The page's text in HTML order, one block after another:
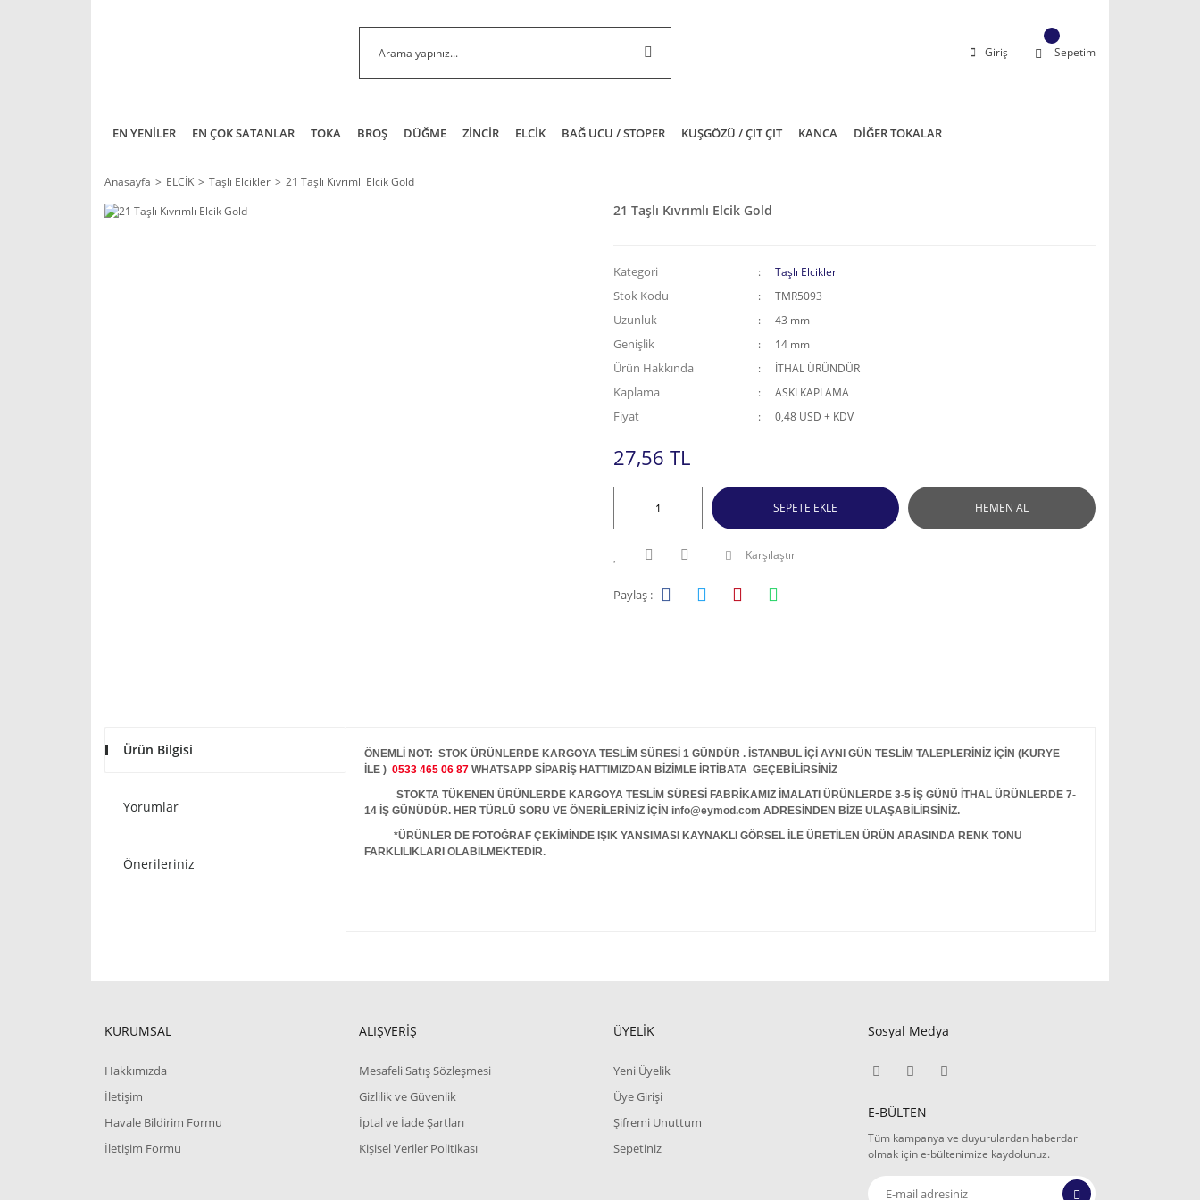
Giriş Sepetim
EN YENİLER EN ÇOK SATANLAR TOKA BROŞ DÜĞME ZİNCİR ELCİK BAĞ UCU / STOPER KUŞGÖZÜ / ÇIT ÇIT KANCA DİĞER TOKALAR
Anasayfa ELCİK Taşlı Elcikler 21 Taşlı Kıvrımlı Elcik Gold
21 Taşlı Kıvrımlı Elcik Gold
Kategori Taşlı Elcikler
Stok Kodu TMR5093
Uzunluk 43 mm
Genişlik 14 mm
Ürün Hakkında İTHAL ÜRÜNDÜR
Kaplama ASKI KAPLAMA
Fiyat 0,48 USD + KDV
27,56 TL
SEPETE EKLE HEMEN AL
Karşılaştır
Paylaş :
Ürün Bilgisi
Yorumlar
Önerileriniz
ÖNEMLİ NOT: STOK ÜRÜNLERDE KARGOYA TESLİM SÜRESİ 1 GÜNDÜR . İSTANBUL İÇİ AYNI GÜN TESLİM TALEPLERİNİZ İÇİN (KURYE
İLE ) 0533 465 06 87 WHATSAPP SİPARİŞ HATTIMIZDAN BİZİMLE İRTİBATA GEÇEBİLİRSİNİZ
STOKTA TÜKENEN ÜRÜNLERDE KARGOYA TESLİM SÜRESİ FABRİKAMIZ İMALATI ÜRÜNLERDE 3-5 İŞ GÜNÜ İTHAL ÜRÜNLERDE 7-
14 İŞ GÜNÜDÜR. HER TÜRLÜ SORU VE ÖNERİLERİNİZ İÇİN info@eymod.com ADRESİNDEN BİZE ULAŞABİLİRSİNİZ.
*ÜRÜNLER DE FOTOĞRAF ÇEKİMİNDE IŞIK YANSIMASI KAYNAKLI GÖRSEL İLE ÜRETİLEN ÜRÜN ARASINDA RENK TONU
FARKLILIKLARI OLABİLMEKTEDİR.
KURUMSAL
Hakkımızda
İletişim
Havale Bildirim Formu
İletişim Formu
ALIŞVERİŞ
Mesafeli Satış Sözleşmesi
Gizlilik ve Güvenlik
İptal ve İade Şartları
Kişisel Veriler Politikası
ÜYELİK
Yeni Üyelik
Üye Girişi
Şifremi Unuttum
Sepetiniz
Sosyal Medya
E-BÜLTEN
Tüm kampanya ve duyurulardan haberdar
olmak için e-bültenimize kaydolunuz.